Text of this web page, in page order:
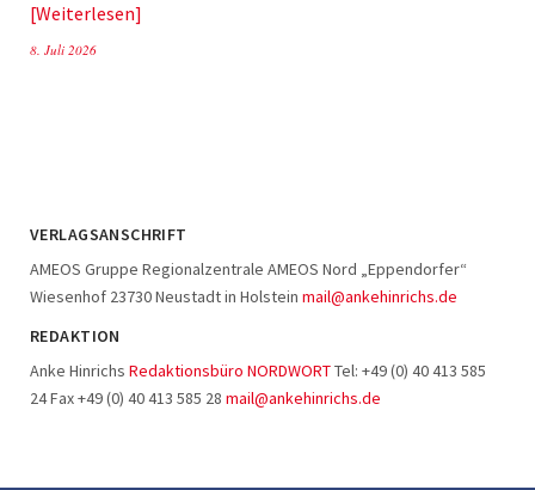
Weiterlesen
8. Juli 2026
VERLAGSANSCHRIFT
AMEOS Gruppe Regionalzentrale AMEOS Nord „Eppendorfer“
Wiesenhof 23730 Neustadt in Holstein mail@ankehinrichs.de
REDAKTION
Anke Hinrichs Redaktionsbüro NORDWORTTel: +49 (0) 40 413 585
24 Fax +49 (0) 40 413 585 28 mail@ankehinrichs.de